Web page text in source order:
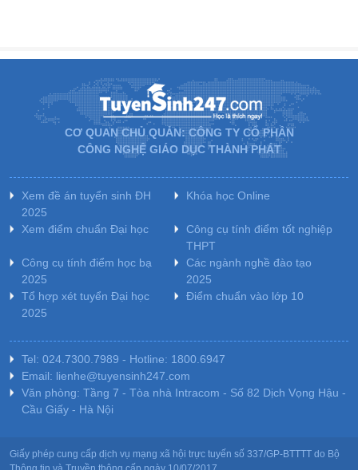
CƠ QUAN CHỦ QUẢN: CÔNG TY CỔ PHẦN
CÔNG NGHỆ GIÁO DỤC THÀNH PHÁT
Xem đề án tuyển sinh ĐH
2025
Khóa học Online
Xem điểm chuẩn Đại học
Công cụ tính điểm tốt nghiệp
THPT
Công cụ tính điểm học bạ
2025
Các ngành nghề đào tạo
2025
Tổ hợp xét tuyển Đại học
2025
Điểm chuẩn vào lớp 10
Tel: 024.7300.7989 - Hotline: 1800.6947
Email: lienhe@tuyensinh247.com
Văn phòng: Tầng 7 - Tòa nhà Intracom - Số 82 Dịch Vọng Hậu -
Cầu Giấy - Hà Nội
Giấy phép cung cấp dịch vụ mạng xã hội trực tuyến số 337/GP-BTTTT do Bộ